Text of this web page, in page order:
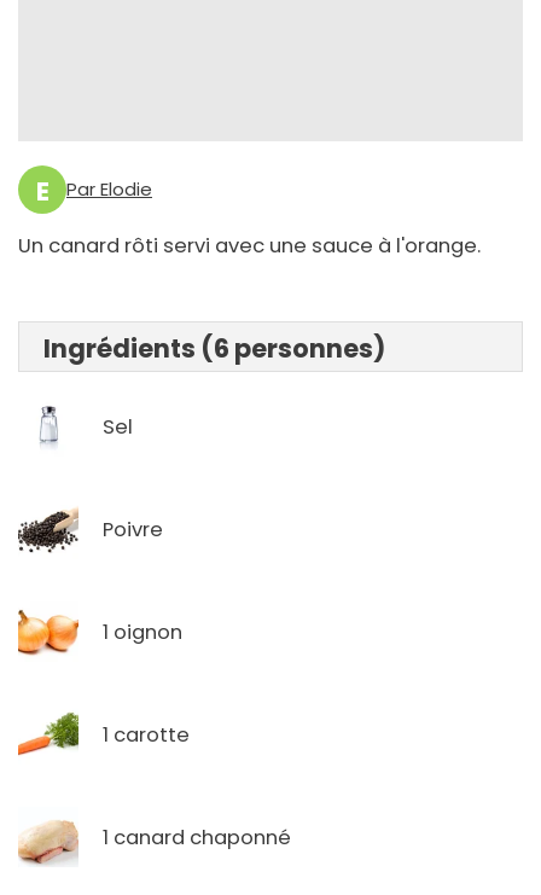
E Par Elodie
Un canard rôti servi avec une sauce à l'orange.
Ingrédients (6 personnes)
Sel
Poivre
1 oignon
1 carotte
1 canard chaponné